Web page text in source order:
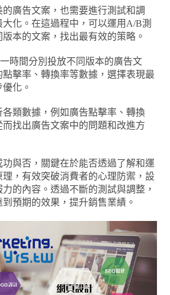
的廣告文案，也需要進行測試和調
化。在這過程中，可以運用A/B測
本的文案，找出最有效的策略。
時間分別投放不同版本的廣告文
擊率、轉換率等數據，選擇表現最
化。
各類數據，例如廣告點擊率、轉換
找出廣告文案中的問題和改進方
與否，關鍵在於能否透過了解和運
，有效突破消費者的心理防禦，設
的內容。透過不斷的測試與調整，
預期的效果，提升銷售業績。